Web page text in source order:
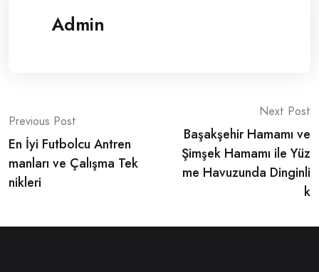
Admin
Post
navigation
Previous Post
En İyi Futbolcu Antren
manları ve Çalışma Tek
nikleri
Next Post
Başakşehir Hamamı ve
Şimşek Hamamı ile Yüz
me Havuzunda Dinginli
k